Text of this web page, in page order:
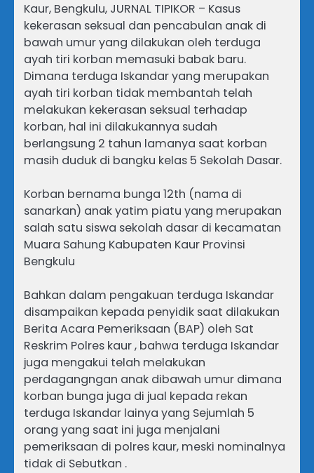
Kaur, Bengkulu, JURNAL TIPIKOR – Kasus
kekerasan seksual dan pencabulan anak di
bawah umur yang dilakukan oleh terduga
ayah tiri korban memasuki babak baru.
Dimana terduga Iskandar yang merupakan
ayah tiri korban tidak membantah telah
melakukan kekerasan seksual terhadap
korban, hal ini dilakukannya sudah
berlangsung 2 tahun lamanya saat korban
masih duduk di bangku kelas 5 Sekolah Dasar.
Korban bernama bunga 12th (nama di
sanarkan) anak yatim piatu yang merupakan
salah satu siswa sekolah dasar di kecamatan
Muara Sahung Kabupaten Kaur Provinsi
Bengkulu
Bahkan dalam pengakuan terduga Iskandar
disampaikan kepada penyidik saat dilakukan
Berita Acara Pemeriksaan (BAP) oleh Sat
Reskrim Polres kaur , bahwa terduga Iskandar
juga mengakui telah melakukan
perdagangngan anak dibawah umur dimana
korban bunga juga di jual kepada rekan
terduga Iskandar lainya yang Sejumlah 5
orang yang saat ini juga menjalani
pemeriksaan di polres kaur, meski nominalnya
tidak di Sebutkan .